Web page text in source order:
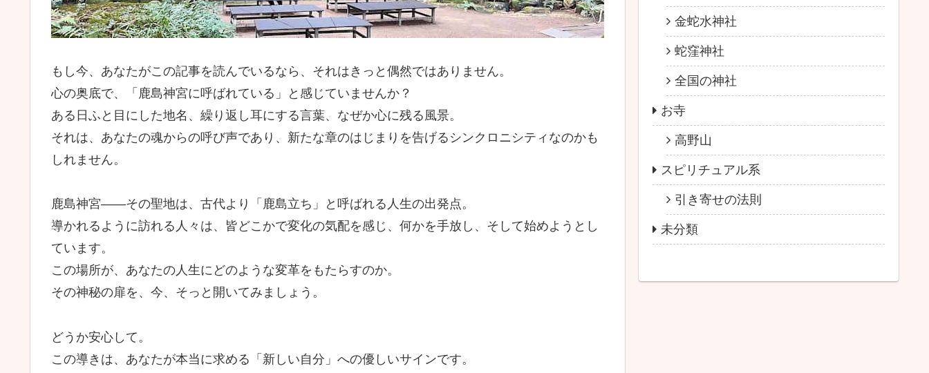
もし今、あなたがこの記事を読んでいるなら、それはきっと偶然ではありません。
心の奥底で、「鹿島神宮に呼ばれている」と感じていませんか？
ある日ふと目にした地名、繰り返し耳にする言葉、なぜか心に残る風景。
それは、あなたの魂からの呼び声であり、新たな章のはじまりを告げるシンクロニシティなのかも
しれません。
鹿島神宮——その聖地は、古代より「鹿島立ち」と呼ばれる人生の出発点。
導かれるように訪れる人々は、皆どこかで変化の気配を感じ、何かを手放し、そして始めようとし
ています。
この場所が、あなたの人生にどのような変革をもたらすのか。
その神秘の扉を、今、そっと開いてみましょう。
どうか安心して。
この導きは、あなたが本当に求める「新しい自分」への優しいサインです。
金蛇水神社
蛇窪神社
全国の神社
お寺
高野山
スピリチュアル系
引き寄せの法則
未分類